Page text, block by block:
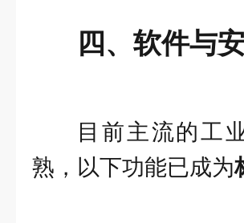
四、软件与
目前主流的工
熟，以下功能已成为